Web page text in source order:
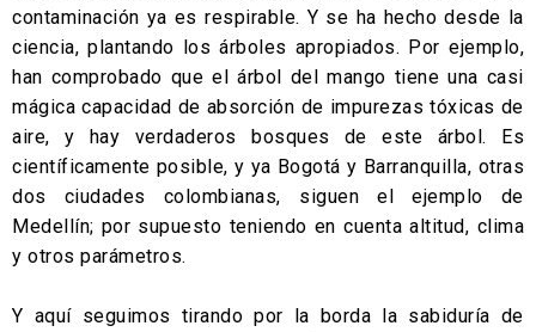
contaminación ya es respirable. Y se ha hecho desde la
ciencia, plantando los árboles apropiados. Por ejemplo,
han comprobado que el árbol del mango tiene una casi
mágica capacidad de absorción de impurezas tóxicas de
aire, y hay verdaderos bosques de este árbol. Es
científicamente posible, y ya Bogotá y Barranquilla, otras
dos ciudades colombianas, siguen el ejemplo de
Medellín; por supuesto teniendo en cuenta altitud, clima
y otros parámetros.
Y aquí seguimos tirando por la borda la sabiduría de